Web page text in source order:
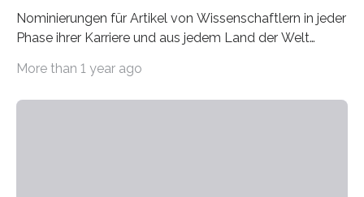
Nominierungen für Artikel von Wissenschaftlern in jeder
Phase ihrer Karriere und aus jedem Land der Welt
Leben gerufen, um die bemerkenswertesten
More than 1 year ago